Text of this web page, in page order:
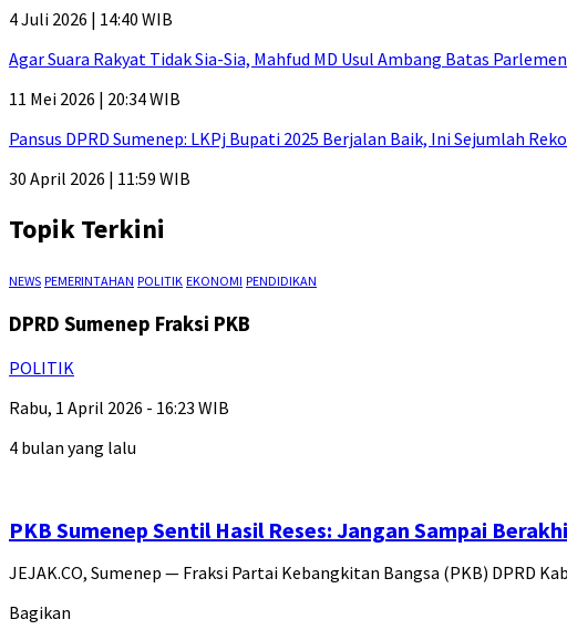
4 Juli 2026 | 14:40 WIB
Agar Suara Rakyat Tidak Sia-Sia, Mahfud MD Usul Ambang Batas
11 Mei 2026 | 20:34 WIB
Pansus DPRD Sumenep: LKPj Bupati 2025 Berjalan Baik, Ini Sejumlah
30 April 2026 | 11:59 WIB
Topik Terkini
NEWS PEMERINTAHAN POLITIK EKONOMI PENDIDIKAN
DPRD Sumenep Fraksi PKB
POLITIK
Rabu, 1 April 2026 - 16:23 WIB
4 bulan yang lalu
PKB Sumenep Sentil Hasil Reses: Jangan Sampai
JEJAK.CO, Sumenep — Fraksi Partai Kebangkitan Bangsa (PKB) DPRD
Bagikan